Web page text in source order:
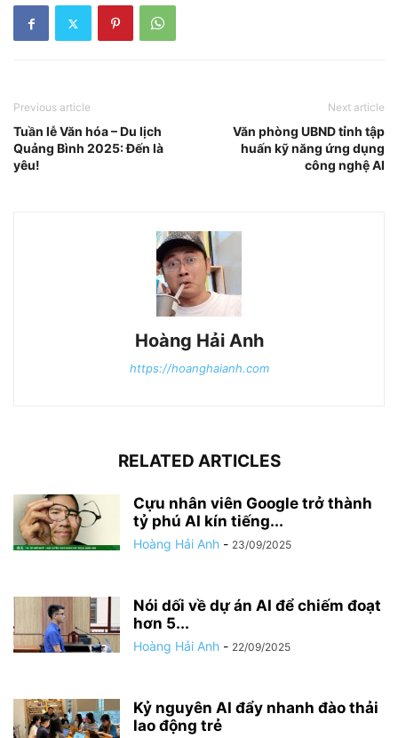
Previous article
Tuần lễ Văn hóa – Du lịch
Quảng Bình 2025: Đến là
yêu!
Next article
Văn phòng UBND tỉnh tập
huấn kỹ năng ứng dụng
công nghệ AI
Hoàng Hải Anh
https://hoanghaianh.com
RELATED ARTICLES
Cựu nhân viên Google trở thành
tỷ phú AI kín tiếng...
Hoàng Hải Anh - 23/09/2025
Nói dối về dự án AI để chiếm đoạt
hơn 5...
Hoàng Hải Anh - 22/09/2025
Kỷ nguyên AI đẩy nhanh đào thải
lao động trẻ